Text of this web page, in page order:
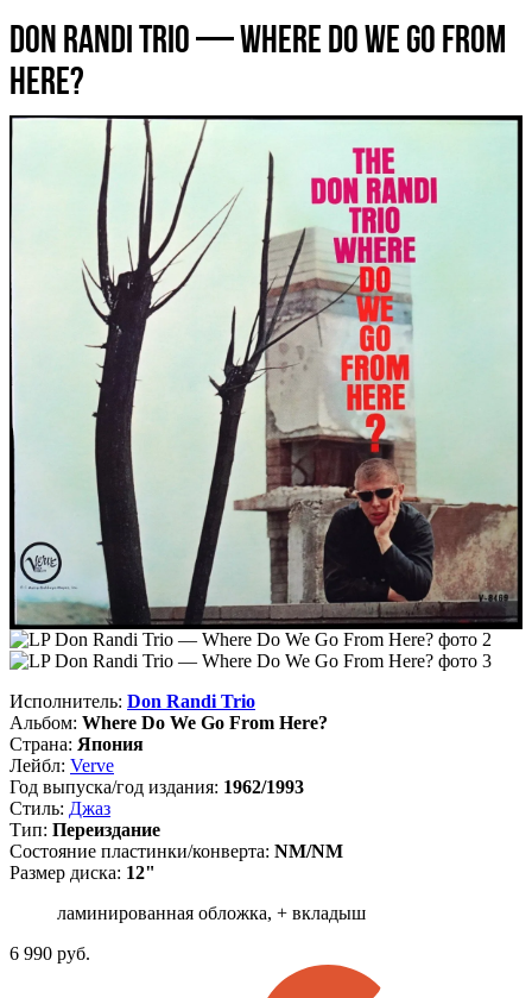
Don Randi Trio — Where Do We Go From
Here?
Исполнитель: Don Randi Trio
Альбом: Where Do We Go From Here?
Страна: Япония
Лейбл: Verve
Год выпуска/год издания: 1962/1993
Стиль: Джаз
Тип: Переиздание
Состояние пластинки/конверта: NM/NM
Размер диска: 12"
ламинированная обложка, + вкладыш
6 990 руб.